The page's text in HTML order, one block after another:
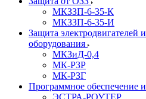
МКЗЗП-6-35-К
МКЗЗП-6-35-И
Защита элеĸтродвигателей
оборудования
МКЗиД-0,4
МК-РЗР
МК-РЗГ
Программное обеспечение
ЭСТРА-РОУТЕР